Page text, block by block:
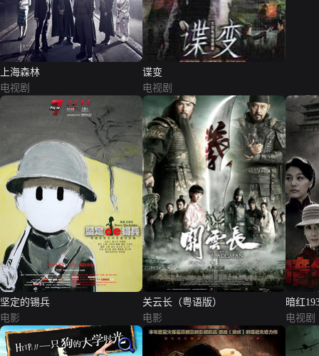
上海森林
电视剧
谍变
电视剧
坚定的锡兵
电影
关云长（粤语版）
电影
暗红
电视剧